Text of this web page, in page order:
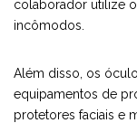
colaborador utilize o
incômodos.
Além disso, os
equipamentos de
protetores faciais e